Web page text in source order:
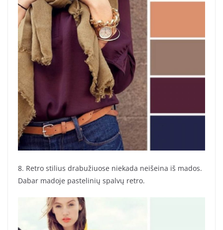
8. Retro stilius drabužiuose niekada neišeina iš mados.
Dabar madoje pastelinių spalvų retro.